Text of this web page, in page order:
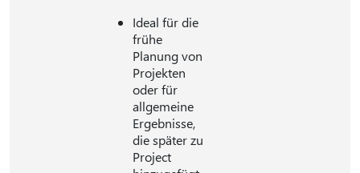
Ideal für die
frühe
Planung von
Projekten
oder für
allgemeine
Ergebnisse,
die später zu
Project